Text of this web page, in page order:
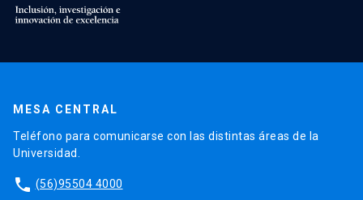
MESA CENTRAL
Teléfono para comunicarse con las distintas áreas de la
Universidad.
phone (56)95504 4000